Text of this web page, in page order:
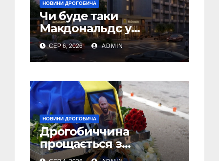
НОВИНИ ДРОГОБИЧА
Чи буде таки
Макдональдс у
Дрогобичі? (Фото)
СЕР 6, 2026 ADMIN
НОВИНИ ДРОГОБИЧА
Дрогобиччина
прощається з
полеглим Воїном